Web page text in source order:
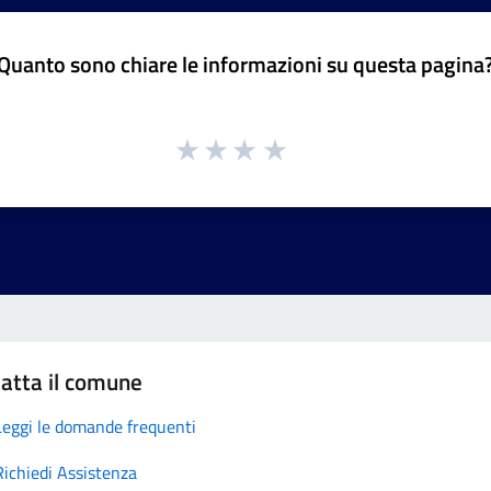
sono chiare le informazioni su questa
il comune
le domande frequenti
Assistenza